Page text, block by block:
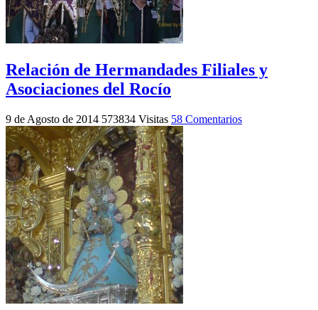
Relación de Hermandades Filiales y
Asociaciones del Rocío
9 de Agosto de 2014 573834 Visitas 58 Comentarios